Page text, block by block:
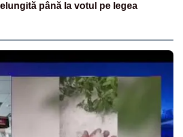
până la votul pe legea